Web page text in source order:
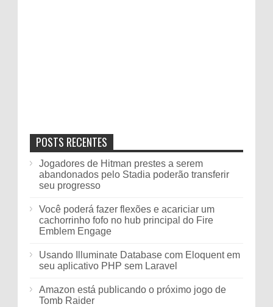
POSTS RECENTES
Jogadores de Hitman prestes a serem
abandonados pelo Stadia poderão transferir
seu progresso
Você poderá fazer flexões e acariciar um
cachorrinho fofo no hub principal do Fire
Emblem Engage
Usando Illuminate Database com Eloquent em
seu aplicativo PHP sem Laravel
Amazon está publicando o próximo jogo de
Tomb Raider